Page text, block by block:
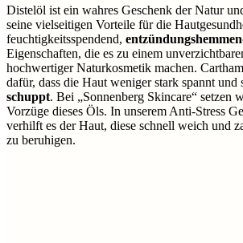
Distelöl ist ein wahres Geschenk der Natur
seine vielseitigen Vorteile für die
feuchtigkeitsspendend,
Eigenschaften, die es zu einem
hochwertiger Naturkosmetik machen.
dafür, dass die Haut weniger stark spannt und
schuppt. Bei „Sonnenberg Skincare“ setzen
Vorzüge dieses Öls. In unserem Anti-Stress
verhilft es der Haut, diese schnell weich und
zu beruhigen.